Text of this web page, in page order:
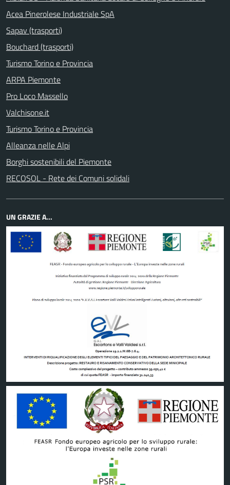
Acea Pinerolese Industriale SpA
Sapav (trasporti)
Bouchard (trasporti)
Turismo Torino e Provincia
ARPA Piemonte
Pro Loco Massello
Valchisone.it
Turismo Torino e Provincia
Alleanza nelle Alpi
Borghi sostenibili del Piemonte
RECOSOL - Rete dei Comuni solidali
UN GRAZIE A...